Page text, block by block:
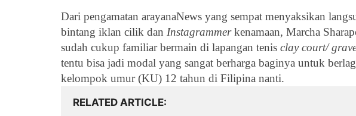
Dari pengamatan arayanaNews yang sempat menyaksikan
bintang iklan cilik dan Instagrammerkenamaan, Marcha
sudah cukup familiar bermain di lapangan tenis clay court/
tentu bisa jadi modal yang sangat berharga baginya untuk
kelompok umur (KU) 12 tahun di Filipina nanti.
RELATED ARTICLE